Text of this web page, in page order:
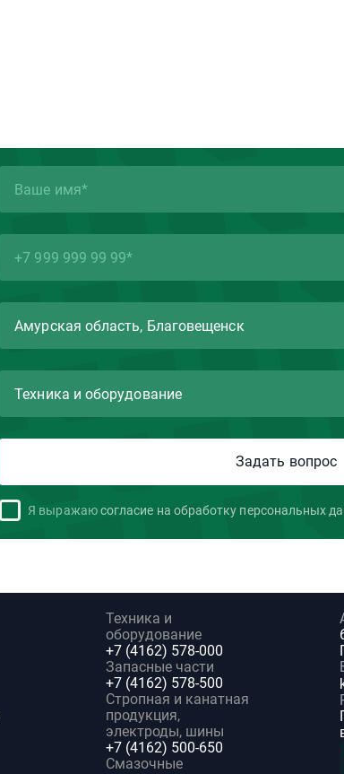
Я выражаюсогласие на обработку персональных
Техника и
оборудование
+7 (4162) 578-000
Запасные части
+7 (4162) 578-500
Стропная и канатная
продукция,
электроды, шины
+7 (4162) 500-650
Смазочные